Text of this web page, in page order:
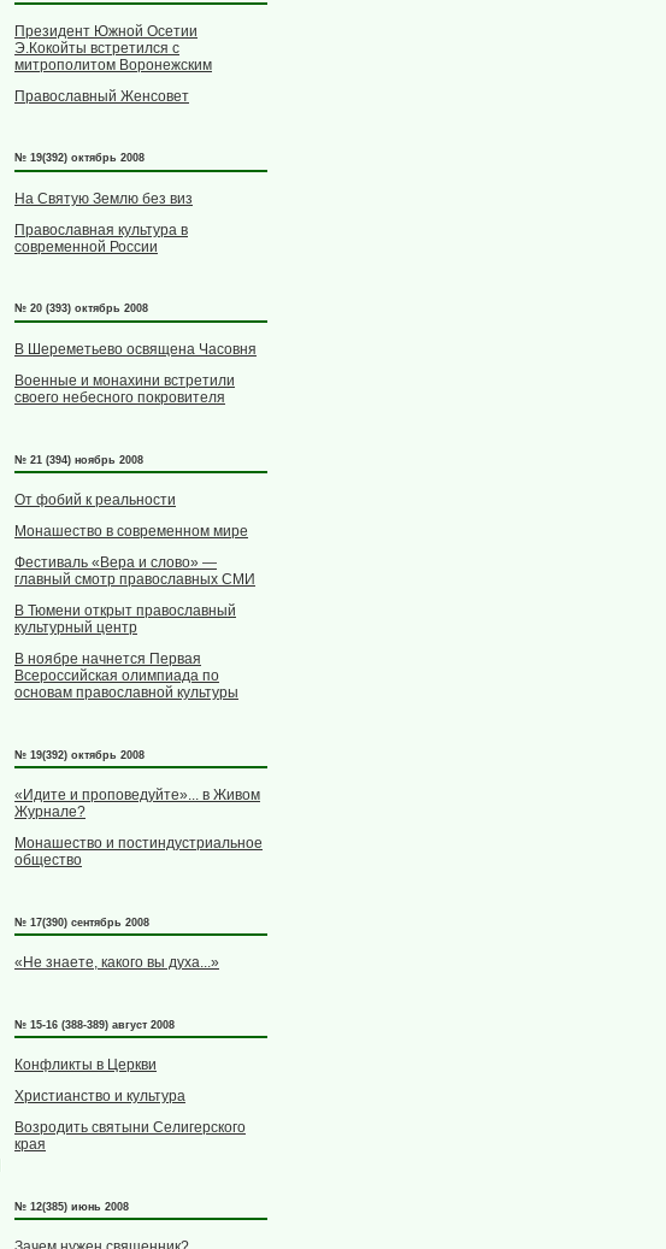
Президент Южной Осетии
Э.Кокойты встретился с
митрополитом Воронежским
Православный Женсовет
№ 19(392) октябрь 2008
На Святую Землю без виз
Православная культура в
современной России
№ 20 (393) октябрь 2008
В Шереметьево освящена Часовня
Военные и монахини встретили
своего небесного покровителя
№ 21 (394) ноябрь 2008
От фобий к реальности
Монашество в современном мире
Фестиваль «Вера и слово» —
главный смотр православных СМИ
В Тюмени открыт православный
культурный центр
В ноябре начнется Первая
Всероссийская олимпиада по
основам православной культуры
№ 19(392) октябрь 2008
«Идите и проповедуйте»... в Живом
Журнале?
Монашество и постиндустриальное
общество
№ 17(390) сентябрь 2008
«Не знаете, какого вы духа...»
№ 15-16 (388-389) август 2008
Конфликты в Церкви
Христианство и культура
Возродить святыни Селигерского
края
№ 12(385) июнь 2008